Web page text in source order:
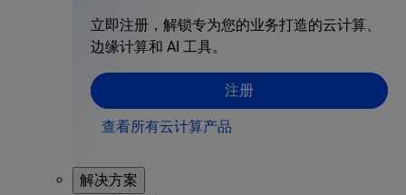
立即注册，解锁专为您的业务打造的云计算、
边缘计算和 AI 工具。
注册
查看所有云计算产品
解决方案